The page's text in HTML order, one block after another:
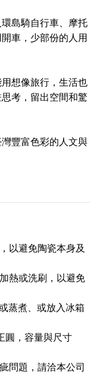
島騎自行車、摩托
車，少部份的人用
想像旅行，生活也
考，留出空間和驚
豐富色彩的人文與
以避免陶瓷本身及
熱或洗刷，以避免
蒸煮、或放入冰箱
圓，容量與尺寸
問題，請洽本公司